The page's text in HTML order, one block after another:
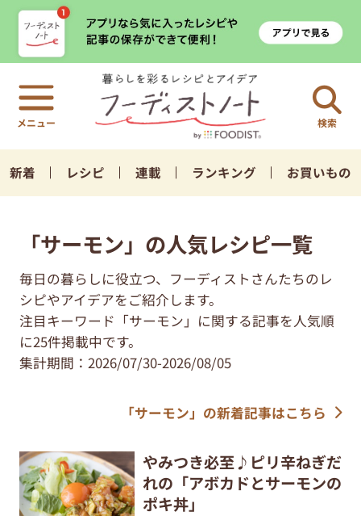
検索
新着 レシピ 連載 ランキング お買いもの
「サーモン」の人気レシピ一覧
毎日の暮らしに役立つ、フーディストさんたちのレ
シピやアイデアをご紹介します。
注目キーワード「サーモン」に関する記事を人気順
に25件掲載中です。
集計期間：2026/07/30-2026/08/05
「サーモン」の新着記事はこちら
やみつき必至♪ピリ辛ねぎだ
れの「アボカドとサーモンの
ポキ丼」